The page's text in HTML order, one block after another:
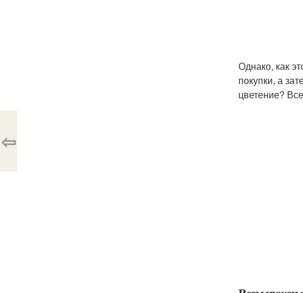
Однако, как
покупки, а
цветение?
⇦